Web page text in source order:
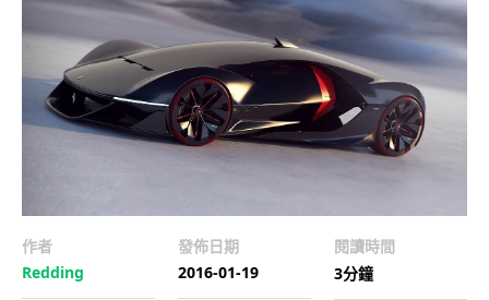
作者
Redding
發佈日期
2016-01-19
閱讀時間
3分鐘